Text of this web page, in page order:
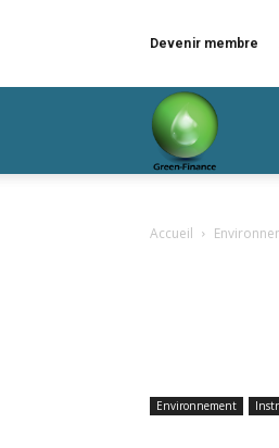
Devenir membre
Accueil
Environnement